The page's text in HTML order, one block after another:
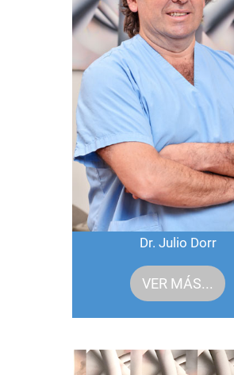
Dr. Julio Dorr
VER MÁS...